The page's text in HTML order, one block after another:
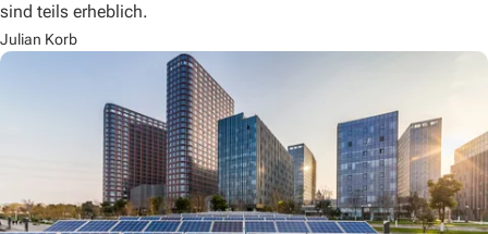
sind teils erheblich.
Julian Korb